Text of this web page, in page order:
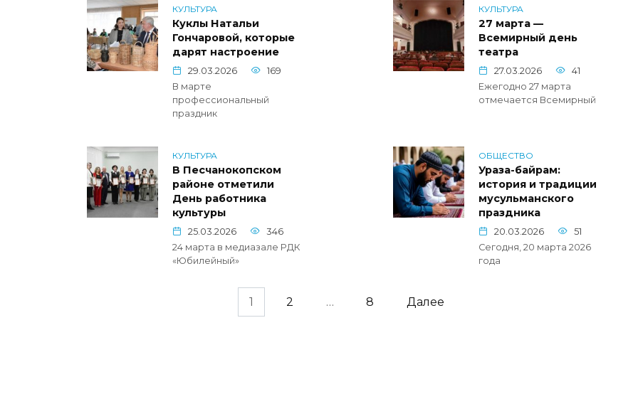
КУЛЬТУРА
Куклы Натальи
Гончаровой, которые
дарят настроение
29.03.2026
169
В марте
профессиональный
праздник
КУЛЬТУРА
27 марта —
Всемирный день
театра
27.03.2026
41
Ежегодно 27 марта
отмечается Всемирный
КУЛЬТУРА
В Песчанокопском
районе отметили
День работника
культуры
25.03.2026
346
24 марта в медиазале РДК
«Юбилейный»
ОБЩЕСТВО
Ураза-байрам:
история и традиции
мусульманского
праздника
20.03.2026
51
Сегодня, 20 марта 2026
года
1 2 … 8 Далее